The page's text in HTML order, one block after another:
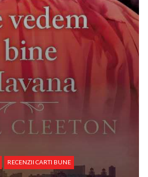
RECENZII CARTI BUNE